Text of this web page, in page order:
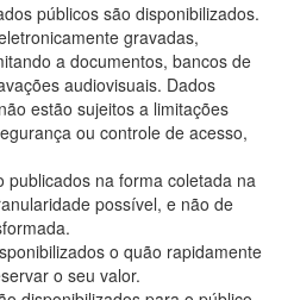
públicos são disponibilizados.
gravadas,
a documentos, bancos de
audiovisuais. Dados
estão sujeitos a limitações
ou controle de acesso,
publicados na forma coletada na
possível, e não de
o quão rapidamente
o seu valor.